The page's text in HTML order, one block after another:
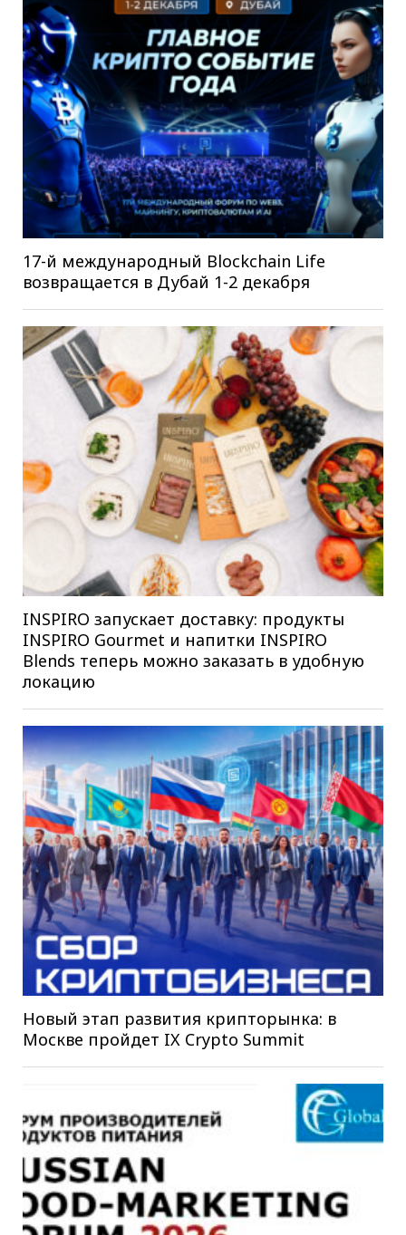
17-й международный Blockchain Life
возвращается в Дубай 1-2 декабря
INSPIRO запускает доставку: продукты
INSPIRO Gourmet и напитки INSPIRO
Blends теперь можно заказать в удобную
локацию
Новый этап развития крипторынка: в
Москве пройдет IX Crypto Summit